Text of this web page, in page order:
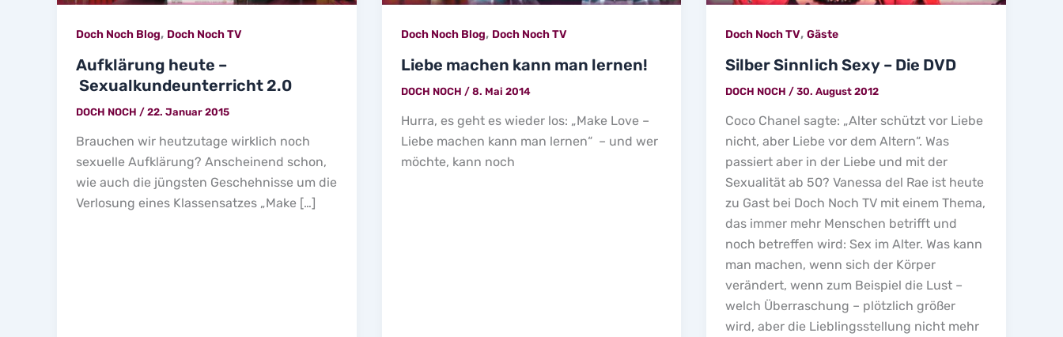
Doch Noch Blog, Doch Noch TV
Aufklärung heute –
Sexualkundeunterricht 2.0
DOCH NOCH / 22. Januar 2015
Brauchen wir heutzutage wirklich noch
sexuelle Aufklärung? Anscheinend schon,
wie auch die jüngsten Geschehnisse um die
Verlosung eines Klassensatzes „Make […]
Doch Noch Blog, Doch Noch TV
Liebe machen kann man lernen!
DOCH NOCH / 8. Mai 2014
Hurra, es geht es wieder los: „Make Love –
Liebe machen kann man lernen“ – und wer
möchte, kann noch
Doch Noch TV,Gäste
Silber Sinnlich Sexy – Die DVD
DOCH NOCH /30. August 2012
Coco Chanel sagte: „Alter schützt vor Liebe
nicht, aber Liebe vor dem Altern“. Was
passiert aber in der Liebe und mit der
Sexualität ab 50? Vanessa del Rae ist heute
zu Gast bei Doch Noch TV mit einem Thema,
das immer mehr Menschen betrifft und
noch betreffen wird: Sex im Alter. Was kann
man machen, wenn sich der Körper
verändert, wenn zum Beispiel die Lust –
welch Überraschung – plötzlich größer
wird, aber die Lieblingsstellung nicht mehr